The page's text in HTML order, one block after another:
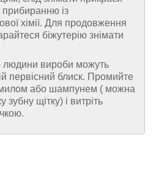
із
хімії. Для продовження
біжутерію знімати
людини вироби можуть
первісний блиск. Промийте
милом або шампунем ( можна
щітку) і витріть